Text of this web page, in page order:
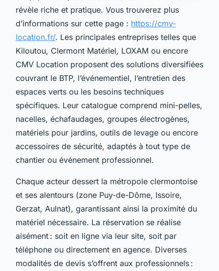
révèle riche et pratique. Vous trouverez plus
d’informations sur cette page : https://cmv-
location.fr/. Les principales entreprises telles que
Kiloutou, Clermont Matériel, LOXAM ou encore
CMV Location proposent des solutions diversifiées
couvrant le BTP, l’événementiel, l’entretien des
espaces verts ou les besoins techniques
spécifiques. Leur catalogue comprend mini-pelles,
nacelles, échafaudages, groupes électrogènes,
matériels pour jardins, outils de levage ou encore
accessoires de sécurité, adaptés à tout type de
chantier ou événement professionnel.
Chaque acteur dessert la métropole clermontoise
et ses alentours (zone Puy-de-Dôme, Issoire,
Gerzat, Aulnat), garantissant ainsi la proximité du
matériel nécessaire. La réservation se réalise
aisément : soit en ligne via leur site, soit par
téléphone ou directement en agence. Diverses
modalités de devis s’offrent aux professionnels :